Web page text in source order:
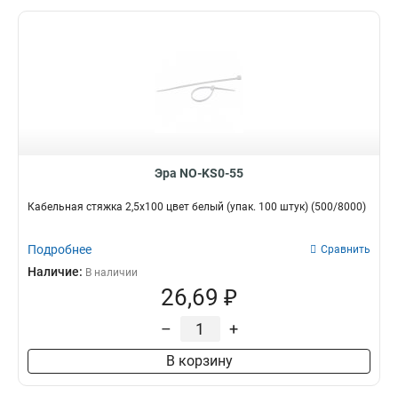
Эра NO-KS0-55
Кабельная стяжка 2,5х100 цвет белый (упак. 100 штук) (500/8000)
Подробнее Сравнить
Наличие: В наличии
26,69 ₽
– +
В корзину